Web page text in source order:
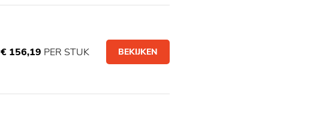
€ 156,19 PER STUK BEKIJKEN